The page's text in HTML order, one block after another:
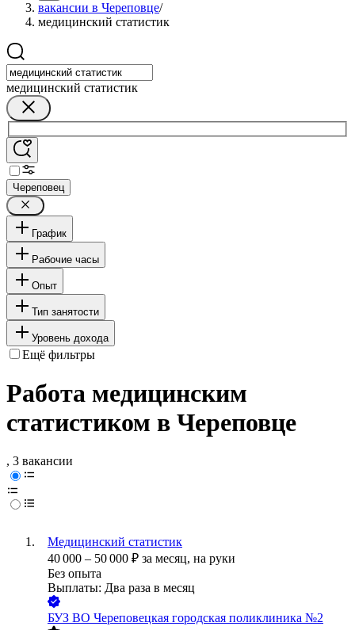
вакансии в Череповце/
медицинский статистик
медицинский статистик
Череповец
График
Рабочие часы
Опыт
Тип занятости
Уровень дохода
Ещё фильтры
Работа медицинским
статистиком в Череповце
, 3 вакансии
Медицинский статистик
40 000 – 50 000 ₽ за месяц, на руки
Без опыта
Выплаты: Два раза в месяц
БУЗ ВО Череповецкая городская поликлиника №2